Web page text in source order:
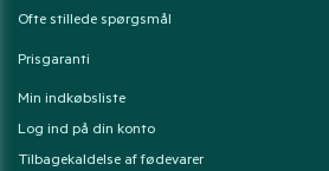
Ofte stillede spørgsmål
Prisgaranti
Min indkøbsliste
Log ind på din konto
Tilbagekaldelse af fødevarer